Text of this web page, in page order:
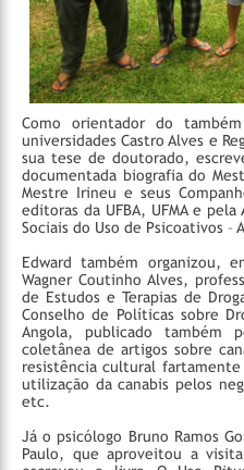
Como orientador do
universidades Castro Alves e
sua tese de doutorado,
documentada biografia do
Mestre Irineu e seus
editoras da UFBA, UFMA e
Sociais do Uso de Psicoativos –
Edward também organizou,
Wagner Coutinho Alves,
de Estudos e Terapias de
Conselho de Políticas sobre
Angola, publicado também
coletânea de artigos sobre
resistência cultural
utilização da canabis pelos
etc.
Já o psicólogo Bruno Ramos
Paulo, que aproveitou a